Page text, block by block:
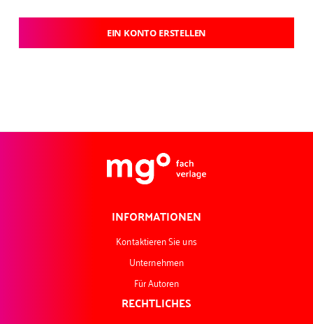
EIN KONTO ERSTELLEN
INFORMATIONEN
Kontaktieren Sie uns
Unternehmen
Für Autoren
RECHTLICHES